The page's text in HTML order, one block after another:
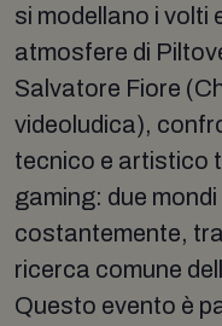
si modellano i volti
atmosfere di
Salvatore Fiore
videoludica),
tecnico e artistico
gaming: due
costantemente,
ricerca comune
Questo evento è